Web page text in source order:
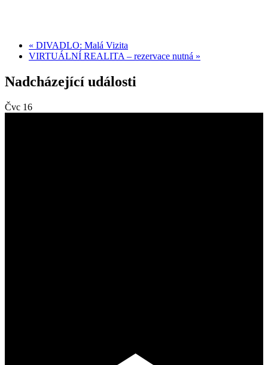
« DIVADLO: Malá Vizita
VIRTUÁLNÍ REALITA – rezervace nutná »
Nadcházející události
Čvc 16